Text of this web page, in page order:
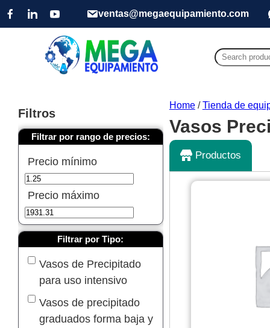
ventas@megaequipamiento.com
Search
for:
Filtros
Filtrar por rango de precios:
Precio mínimo
Precio máximo
Filtrar por Tipo:
Vasos de Precipitado
para uso intensivo
Vasos de precipitado
graduados forma baja y
Home/Tienda de
Vasos
Productos